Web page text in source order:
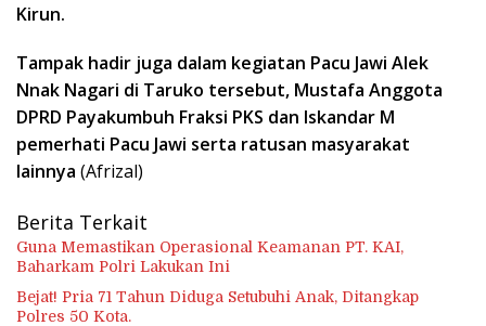
Kirun.
Tampak hadir juga dalam kegiatan Pacu Jawi Alek
Nnak Nagari di Taruko tersebut, Mustafa Anggota
DPRD Payakumbuh Fraksi PKS dan Iskandar M
pemerhati Pacu Jawi serta ratusan masyarakat
lainnya (Afrizal)
Berita Terkait
Guna Memastikan Operasional Keamanan PT. KAI,
Baharkam Polri Lakukan Ini
Bejat! Pria 71 Tahun Diduga Setubuhi Anak, Ditangkap
Polres 50 Kota.